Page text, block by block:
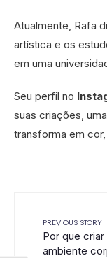
Atualmente, Rafa
artística e os
em uma
Seu perfil no
suas criações,
transforma em
PREVIOUS STORY
Por que
ambiente